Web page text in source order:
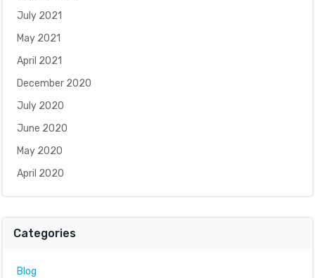
July 2021
May 2021
April 2021
December 2020
July 2020
June 2020
May 2020
April 2020
Categories
Blog